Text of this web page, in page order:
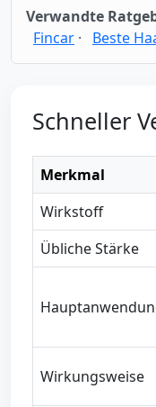
Verwandte
Fincar · Beste
Schneller
Merkmal
Wirkstoff
Übliche Stärke
Wirkungsweise